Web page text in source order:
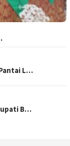
L…
B…